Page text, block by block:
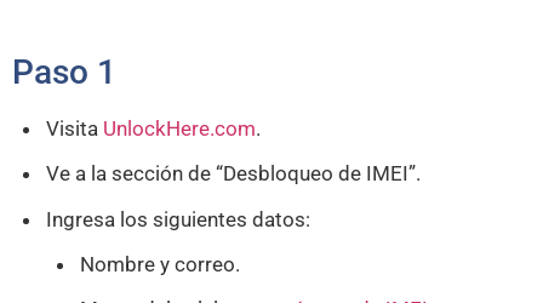
Paso 1
Visita UnlockHere.com.
Ve a la sección de “Desbloqueo de IMEI”.
Ingresa los siguientes datos:
Nombre y correo.